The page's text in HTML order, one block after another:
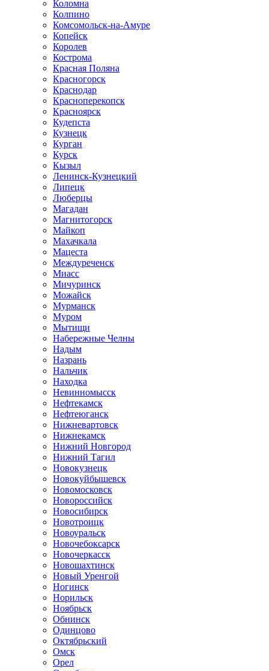
Коломна
Колпино
Комсомольск-на-Амуре
Копейск
Королев
Кострома
Красная Поляна
Красногорск
Краснодар
Красноперекопск
Красноярск
Кудепста
Кузнецк
Курган
Курск
Кызыл
Ленинск-Кузнецкий
Липецк
Люберцы
Магадан
Магнитогорск
Майкоп
Махачкала
Мацеста
Междуреченск
Миасс
Мичуринск
Можайск
Мурманск
Муром
Мытищи
Набережные Челны
Надым
Назрань
Нальчик
Находка
Невинномысск
Нефтекамск
Нефтеюганск
Нижневартовск
Нижнекамск
Нижний Новгород
Нижний Тагил
Новокузнецк
Новокуйбышевск
Новомосковск
Новороссийск
Новосибирск
Новотроицк
Новоуральск
Новочебоксарск
Новочеркасск
Новошахтинск
Новый Уренгой
Ногинск
Норильск
Ноябрьск
Обнинск
Одинцово
Октябрьский
Омск
Орел